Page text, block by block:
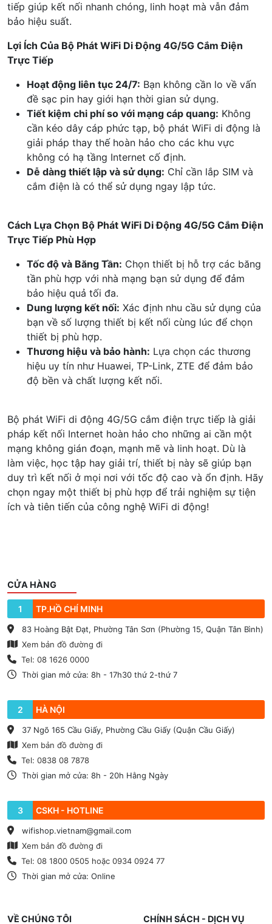
tiếp giúp kết nối nhanh chóng, linh hoạt mà vẫn đảm
bảo hiệu suất.
Lợi Ích Của Bộ Phát WiFi Di Động 4G/5G Cắm Điện
Trực Tiếp
Hoạt động liên tục 24/7: Bạn không cần lo về vấn
đề sạc pin hay giới hạn thời gian sử dụng.
Tiết kiệm chi phí so với mạng cáp quang: Không
cần kéo dây cáp phức tạp, bộ phát WiFi di động là
giải pháp thay thế hoàn hảo cho các khu vực
không có hạ tầng Internet cố định.
Dễ dàng thiết lập và sử dụng: Chỉ cần lắp SIM và
cắm điện là có thể sử dụng ngay lập tức.
Cách Lựa Chọn Bộ Phát WiFi Di Động 4G/5G Cắm Điện
Trực Tiếp Phù Hợp
Tốc độ và Băng Tần: Chọn thiết bị hỗ trợ các băng
tần phù hợp với nhà mạng bạn sử dụng để đảm
bảo hiệu quả tối đa.
Dung lượng kết nối: Xác định nhu cầu sử dụng của
bạn về số lượng thiết bị kết nối cùng lúc để chọn
thiết bị phù hợp.
Thương hiệu và bảo hành: Lựa chọn các thương
hiệu uy tín như Huawei, TP-Link, ZTE để đảm bảo
độ bền và chất lượng kết nối.
Bộ phát WiFi di động 4G/5G cắm điện trực tiếp là giải
pháp kết nối Internet hoàn hảo cho những ai cần một
mạng không gián đoạn, mạnh mẽ và linh hoạt. Dù là
làm việc, học tập hay giải trí, thiết bị này sẽ giúp bạn
duy trì kết nối ở mọi nơi với tốc độ cao và ổn định. Hãy
chọn ngay một thiết bị phù hợp để trải nghiệm sự tiện
ích và tiên tiến của công nghệ WiFi di động!
CỬA HÀNG
1 TP.HỒ CHÍ MINH
83 Hoàng Bật Đạt, Phường Tân Sơn (Phường 15, Quận Tân Bình)
Xem bản đồ đường đi
Tel: 08 1626 0000
Thời gian mở cửa: 8h - 17h30 thứ 2-thứ 7
2 HÀ NỘI
37 Ngõ 165 Cầu Giấy, Phường Cầu Giấy (Quận Cầu Giấy)
Xem bản đồ đường đi
Tel: 0838 08 7878
Thời gian mở cửa: 8h - 20h Hằng Ngày
3 CSKH - HOTLINE
wifishop.vietnam@gmail.com
Xem bản đồ đường đi
Tel: 08 1800 0505 hoặc 0934 0924 77
Thời gian mở cửa: Online
VỀ CHÚNG TÔI CHÍNH SÁCH - DỊCH VỤ